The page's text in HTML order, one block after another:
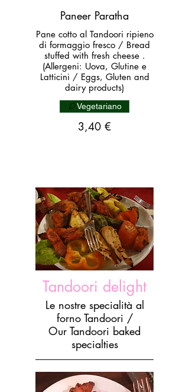
Paneer Paratha
Pane cotto al Tandoori ripieno
di formaggio fresco / Bread
stuffed with fresh cheese .
(Allergeni: Uova, Glutine e
Latticini / Eggs, Gluten and
dairy products)
3,40 €
Vegetariano
Tandoori delight
Le nostre specialità al
forno Tandoori /
Our Tandoori baked
specialties